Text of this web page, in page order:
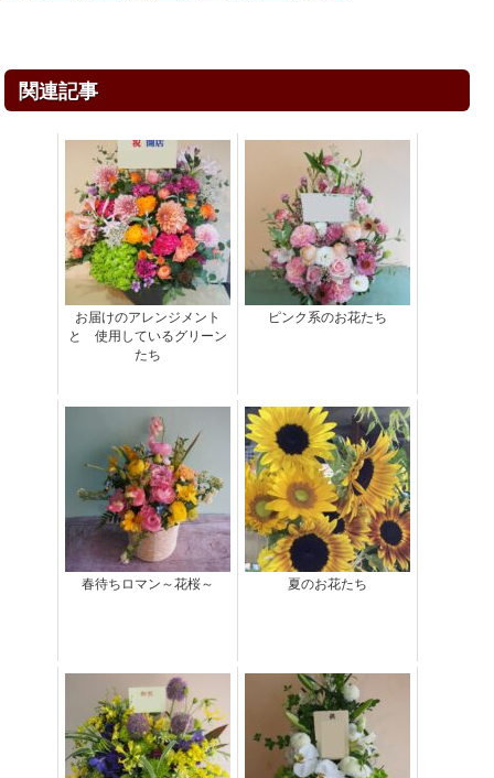
関連記事
お届けのアレンジメント
と 使用しているグリーン
たち
ピンク系のお花たち
春待ちロマン～花桜～ 夏のお花たち